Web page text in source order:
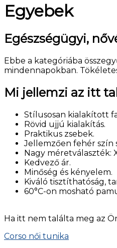
Egyebek
Egészségügyi,
Ebbe a kategóriába
mindennapokban.
Mi jellemzi az itt
Stílusosan kialakított
Rövid ujjú kialakítás.
Praktikus zsebek.
Jellemzően fehér szín
Nagy méretválaszték:
Kedvező ár.
Minőség és kényelem.
Kiváló tisztíthatóság,
60°C-on mosható
Ha itt nem találta meg az
Corso női tunika